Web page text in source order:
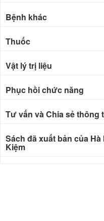
Bệnh khác
Thuốc
Vật lý trị liệu
Phục hồi chức năng
Tư vấn và Chia sẻ thông
Sách đã xuất bản của Hà
Kiệm